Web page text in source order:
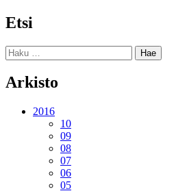
Etsi
Haku:
Arkisto
2016
10
09
08
07
06
05